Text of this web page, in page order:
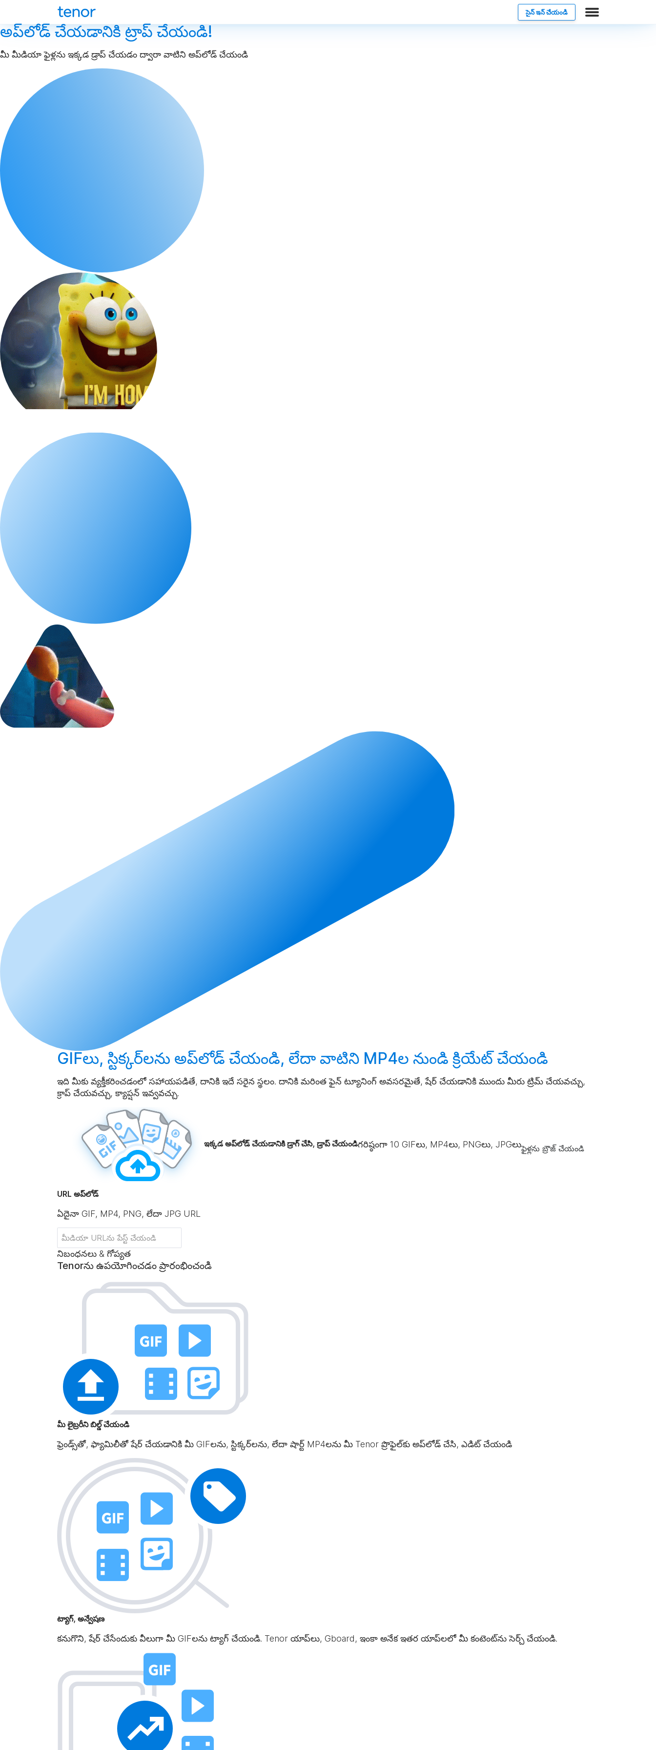
సైన్ ఇన్ చేయండి
అప్‌లోడ్ చేయడానికి ట్రాప్ చేయండి!
మీ మీడియా ఫైళ్లను ఇక్కడ డ్రాప్ చేయడం ద్వారా వాటిని అప్‌లోడ్ చేయండి
GIFలు, స్టిక్కర్‌లను అప్‌లోడ్ చేయండి, లేదా వాటిని MP4ల నుండి క్రియేట్ చేయండి
ఇది మీకు వ్యక్తీకరించడంలో సహాయపడితే, దానికి ఇదే సరైన స్థలం. దానికి మరింత ఫైన్ ట్యూనింగ్ అవసరమైతే, షేర్ చేయడానికి ముందు మీరు ట్రిమ్ చేయవచ్చు,
క్రాప్ చేయవచ్చు, క్యాప్షన్ ఇవ్వవచ్చు.
ఇక్కడ అప్‌లోడ్ చేయడానికి డ్రాగ్ చేసి, డ్రాప్ చేయండిగరిష్ఠంగా 10 GIFలు, MP4లు, PNGలు, JPGలుఫైళ్లను బ్రౌజ్ చేయండి
URL అప్‌లోడ్
ఏదైనా GIF, MP4, PNG, లేదా JPG URL
నిబంధనలు & గోప్యత
Tenorను ఉపయోగించడం ప్రారంభించండి
మీ లైబ్రరీని బిల్డ్ చేయండి
ఫ్రెండ్స్‌తో, ఫ్యామిలీతో షేర్ చేయడానికి మీ GIFలను, స్టిక్కర్‌లను, లేదా షార్ట్ MP4లను మీ Tenor ప్రొఫైల్‌కు అప్‌లోడ్ చేసి, ఎడిట్ చేయండి
ట్యాగ్, అన్వేషణ
కనుగొని, షేర్ చేసేందుకు వీలుగా మీ GIFలను ట్యాగ్ చేయండి. Tenor యాప్‌లు, Gboard, ఇంకా అనేక ఇతర యాప్‌లలో మీ కంటెంట్‌ను సెర్చ్ చేయండి.